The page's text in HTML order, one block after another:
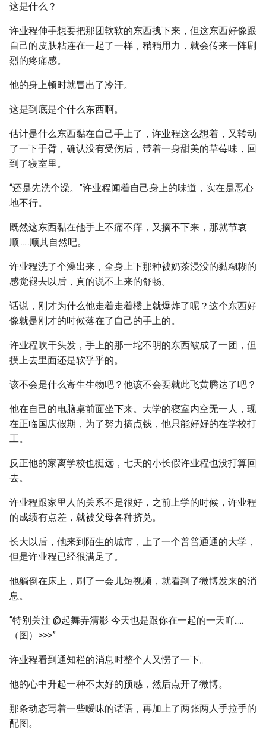
这是什么？
许业程伸手想要把那团软软的东西拽下来，但这东西好像跟
自己的皮肤粘连在一起了一样，稍稍用力，就会传来一阵剧
烈的疼痛感。
他的身上顿时就冒出了冷汗。
这是到底是个什么东西啊。
估计是什么东西黏在自己手上了，许业程这么想着，又转动
了一下手臂，确认没有受伤后，带着一身甜美的草莓味，回
到了寝室里。
“还是先洗个澡。”许业程闻着自己身上的味道，实在是恶心
地不行。
既然这东西黏在他手上不痛不痒，又摘不下来，那就节哀
顺......顺其自然吧。
许业程洗了个澡出来，全身上下那种被奶茶浸没的黏糊糊的
感觉褪去以后，真的说不上来的舒畅。
话说，刚才为什么他走着走着楼上就爆炸了呢？这个东西好
像就是刚才的时候落在了自己的手上的。
许业程吹干头发，手上的那一坨不明的东西皱成了一团，但
摸上去里面还是软乎乎的。
该不会是什么寄生生物吧？他该不会要就此飞黄腾达了吧？
他在自己的电脑桌前面坐下来。大学的寝室内空无一人，现
在正临国庆假期，为了努力搞点钱，他只能好好的在学校打
工。
反正他的家离学校也挺远，七天的小长假许业程也没打算回
去。
许业程跟家里人的关系不是很好，之前上学的时候，许业程
的成绩有点差，就被父母各种挤兑。
长大以后，他来到陌生的城市，上了一个普普通通的大学，
但是许业程已经很满足了。
他躺倒在床上，刷了一会儿短视频，就看到了微博发来的消
息。
“特别关注 @起舞弄清影 今天也是跟你在一起的一天吖.....
（图）>>>”
许业程看到通知栏的消息时整个人又愣了一下。
他的心中升起一种不太好的预感，然后点开了微博。
那条动态写着一些暧昧的话语，再加上了两张两人手拉手的
配图。